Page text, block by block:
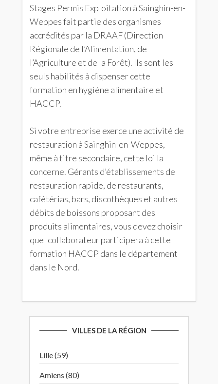
Stages Permis Exploitation à Sainghin-en-
Weppes fait partie des organismes
accrédités par la DRAAF (Direction
Régionale de l’Alimentation, de
l’Agriculture et de la Forêt). Ils sont les
seuls habilités à dispenser cette
formation en hygiène alimentaire et
HACCP.
Si votre entreprise exerce une activité de
restauration à Sainghin-en-Weppes,
même à titre secondaire, cette loi la
concerne. Gérants d’établissements de
restauration rapide, de restaurants,
cafétérias, bars, discothèques et autres
débits de boissons proposant des
produits alimentaires, vous devez choisir
quel collaborateur participera à cette
formation HACCP dans le département
dans le Nord.
VILLES DE LA RÉGION
Lille (59)
Amiens (80)